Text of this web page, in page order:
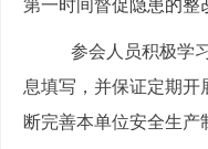
第一时间督促 隐患的整
参会人员积极学
息填写，并保证定期开
断完善本单位安全生产